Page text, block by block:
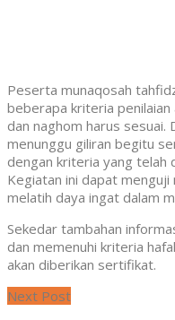
Peserta munaqosah
beberapa kriteria
dan naghom harus sesuai.
menunggu giliran begitu
dengan kriteria yang telah
Kegiatan ini dapat
melatih daya ingat dalam
Sekedar tambahan
dan memenuhi kriteria
akan diberikan sertifikat.
Next Post